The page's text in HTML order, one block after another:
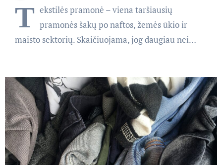
T ekstilės pramonė – viena taršiausių
pramonės šakų po naftos, žemės ūkio ir
maisto sektorių. Skaičiuojama, jog daugiau nei…